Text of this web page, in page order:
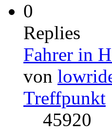
0
Replies
Fahrer in
von
Treffpunkt
45920